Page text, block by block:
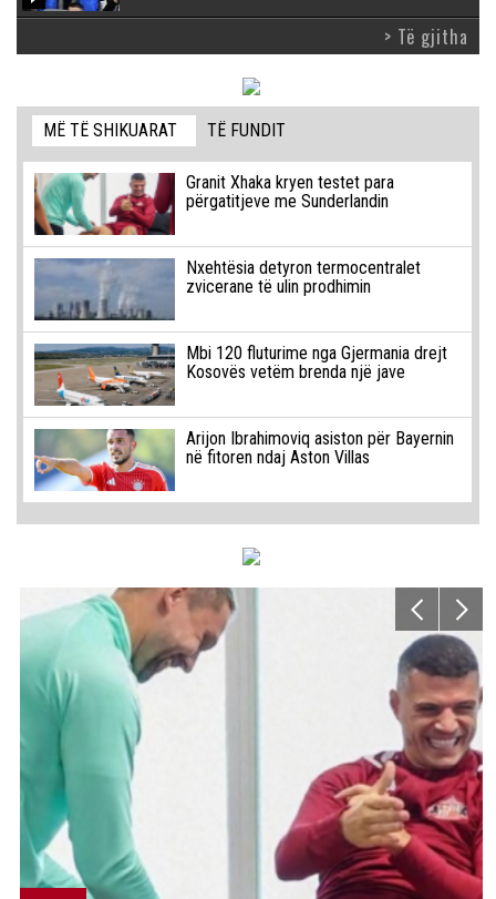
> Të gjitha
MË TË SHIKUARAT TË FUNDIT
Granit Xhaka kryen testet para
përgatitjeve me Sunderlandin
Nxehtësia detyron termocentralet
zvicerane të ulin prodhimin
Mbi 120 fluturime nga Gjermania drejt
Kosovës vetëm brenda një jave
Arijon Ibrahimoviq asiston për Bayernin
në fitoren ndaj Aston Villas